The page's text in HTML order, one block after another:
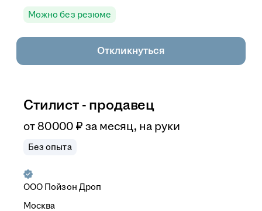
Можно без резюме
Откликнуться
Стилист - продавец
от80 000 ₽ за месяц, на руки
Без опыта
ООО Пойзон Дроп
Москва